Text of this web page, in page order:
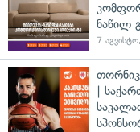
ნაწილ
7
|